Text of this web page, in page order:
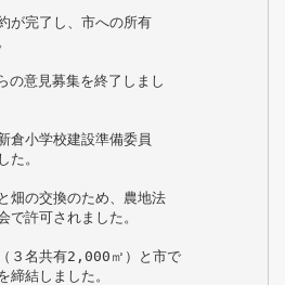
が完了し、市への所有
の意見募集を終了しまし
倉小学校建設準備委員
た。
畑の交換のため、農地法
で許可されました。
３名共有2,000㎡）と市で
締結しました。